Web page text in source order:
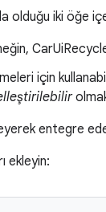
olduğu iki öğe
için
entegre
ekleyin: